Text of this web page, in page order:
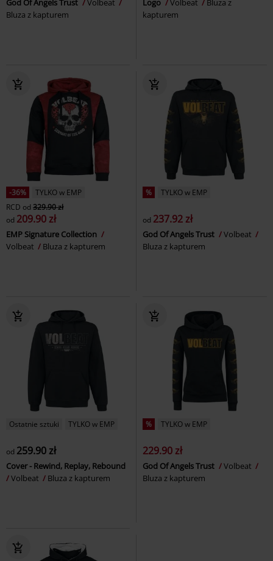
God Of Angels Trust
Volbeat
Bluza z kapturem
Logo Volbeat
Bluza z
kapturem
-36%
TYLKO w EMP
RCD od 329.90 zł
od 209.90 zł
EMP Signature Collection
Volbeat
Bluza z kapturem
% TYLKO w EMP
od 237.92 zł
God Of Angels Trust
Volbeat
Bluza z kapturem
Ostatnie sztuki TYLKO w EMP
od 259.90 zł
Cover - Rewind, Replay, Rebound
Volbeat
Bluza z kapturem
% TYLKO w EMP
229.90 zł
God Of Angels Trust
Volbeat
Bluza z kapturem